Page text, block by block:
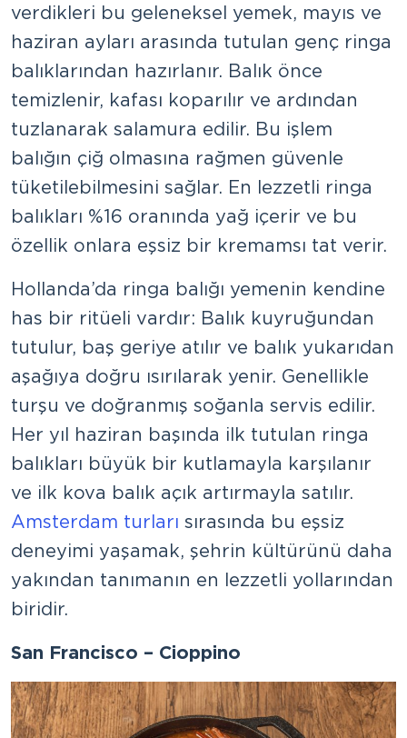
verdikleri bu geleneksel yemek, mayıs ve
haziran ayları arasında tutulan genç ringa
balıklarından hazırlanır. Balık önce
temizlenir, kafası koparılır ve ardından
tuzlanarak salamura edilir. Bu işlem
balığın çiğ olmasına rağmen güvenle
tüketilebilmesini sağlar. En lezzetli ringa
balıkları %16 oranında yağ içerir ve bu
özellik onlara eşsiz bir kremamsı tat verir.
Hollanda’da ringa balığı yemenin kendine
has bir ritüeli vardır: Balık kuyruğundan
tutulur, baş geriye atılır ve balık yukarıdan
aşağıya doğru ısırılarak yenir. Genellikle
turşu ve doğranmış soğanla servis edilir.
Her yıl haziran başında ilk tutulan ringa
balıkları büyük bir kutlamayla karşılanır
ve ilk kova balık açık artırmayla satılır.
Amsterdam turları sırasında bu eşsiz
deneyimi yaşamak, şehrin kültürünü daha
yakından tanımanın en lezzetli yollarından
biridir.
San Francisco – Cioppino